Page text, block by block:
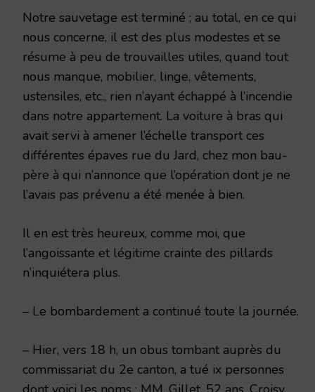
Notre sauvetage est terminé ; au total, en ce qui
nous concerne, il est des plus modestes et se
résume à peu de trouvailles utiles, quand tout
nous manque, mobilier, linge, vêtements,
ustensiles, etc., rien n’ayant échappé à l’incendie
dans notre appartement. La voiture à bras qui
avait servi à amener l’échelle transport ces
différentes épaves rue du Jard, chez mon bau-
père à qui n’annonce que l’opération dont je ne
l’avais pas prévenu a été menée à bien.
Il en est très heureux, comme moi, que
l’angoissante et légitime crainte des pillards
n’inquiétera plus.
– Le bombardement a continué toute la journée.
– Hier, vers 18 h, un obus tombant auprès du
commissariat du 2e canton, a tué ix personnes